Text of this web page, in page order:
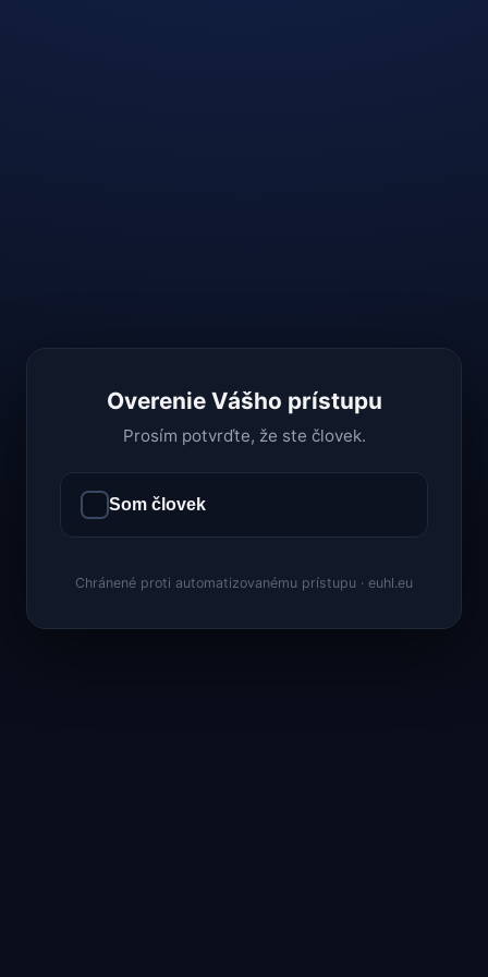
Overenie Vášho prístupu
Prosím potvrďte, že ste človek.
Som človek
Chránené proti automatizovanému prístupu · euhl.eu